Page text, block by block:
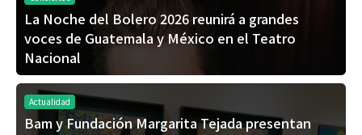
La Noche del Bolero 2026 reunirá a grandes
voces de Guatemala y México en el Teatro
Nacional
Actualidad
Bam y Fundación Margarita Tejada presentan